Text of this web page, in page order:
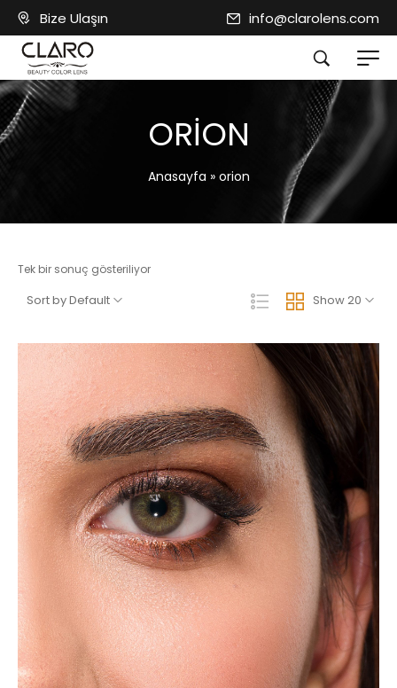
Bize Ulaşın info@clarolens.com
ORION
Anasayfa » orion
Tek bir sonuç gösteriliyor
Show 20
Sort by Default